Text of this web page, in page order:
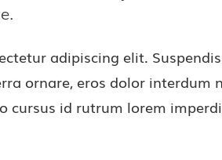
adipiscing elit.
ornare, eros dolor
cursus id rutrum lorem